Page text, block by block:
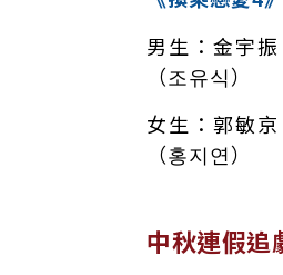
男生：金宇
（조유식）
女生：郭敏
（홍지연）
中秋連假